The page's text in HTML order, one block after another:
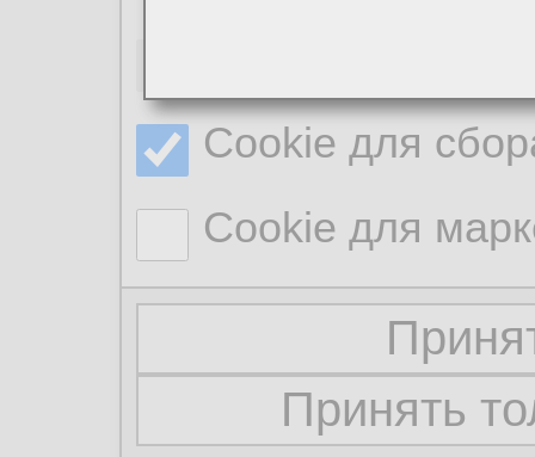
Cookie для
Cookie для